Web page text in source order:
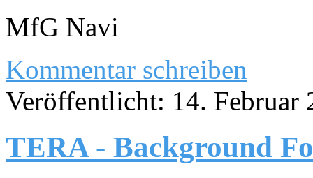
MfG Navi
Kommentar schreiben
Veröffentlicht: 14. Februar
TERA - Background